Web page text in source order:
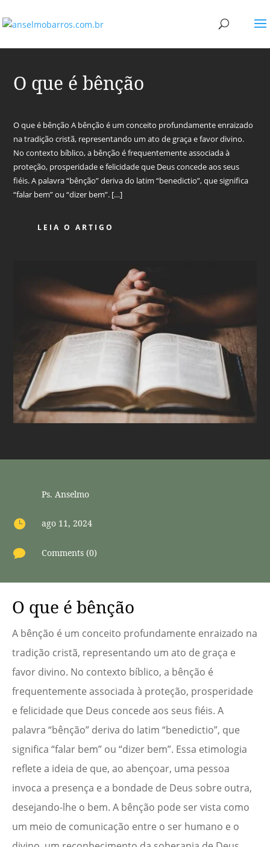
O que é bênção
O que é bênção A bênção é um conceito profundamente enraizado
na tradição cristã, representando um ato de graça e favor divino.
No contexto bíblico, a bênção é frequentemente associada à
proteção, prosperidade e felicidade que Deus concede aos seus
fiéis. A palavra “bênção” deriva do latim “benedictio”, que significa
“falar bem” ou “dizer bem”. […]
LEIA O ARTIGO
Ps. Anselmo
 ago 11, 2024
 Comments (0)
O que é bênção
A bênção é um conceito profundamente enraizado na
tradição cristã, representando um ato de graça e
favor divino. No contexto bíblico, a bênção é
frequentemente associada à proteção, prosperidade
e felicidade que Deus concede aos seus fiéis. A
palavra “bênção” deriva do latim “benedictio”, que
significa “falar bem” ou “dizer bem”. Essa etimologia
reflete a ideia de que, ao abençoar, uma pessoa
invoca a presença e a bondade de Deus sobre outra,
desejando-lhe o bem. A bênção pode ser vista como
um meio de comunicação entre o ser humano e o